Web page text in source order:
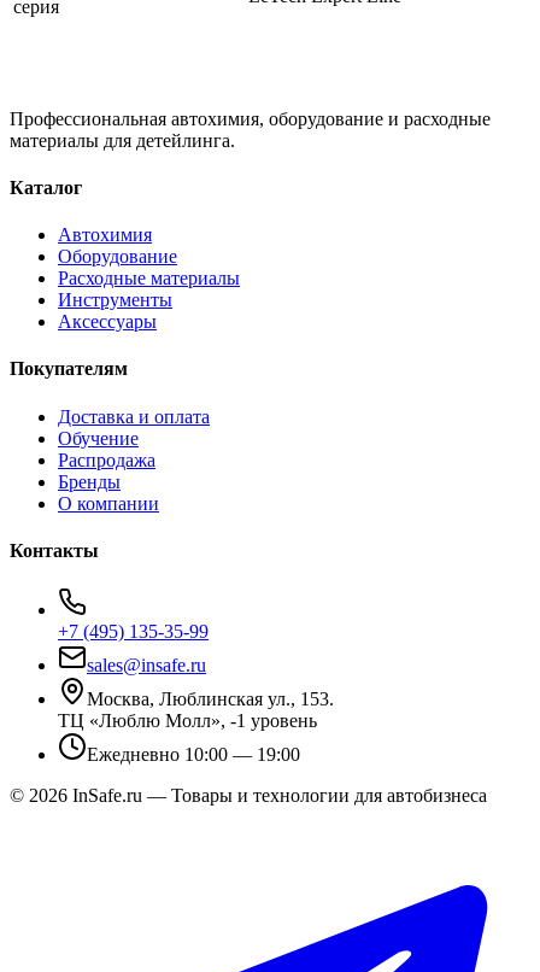
серия
Профессиональная автохимия, оборудование и расходные
материалы для детейлинга.
Каталог
Автохимия
Оборудование
Расходные материалы
Инструменты
Аксессуары
Покупателям
Доставка и оплата
Обучение
Распродажа
Бренды
О компании
Контакты
+7 (495) 135-35-99
sales@insafe.ru
Москва, Люблинская ул., 153.
ТЦ «Люблю Молл», -1 уровень
Ежедневно 10:00 — 19:00
© 2026 InSafe.ru — Товары и технологии для автобизнеса